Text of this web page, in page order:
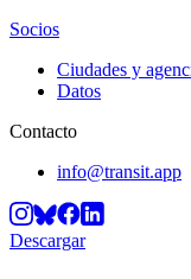
Socios
Ciudades y
Datos
Contacto
info@transit.app
Descargar